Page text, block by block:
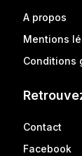
A propos
Mentions
Conditions
Contact
Facebook